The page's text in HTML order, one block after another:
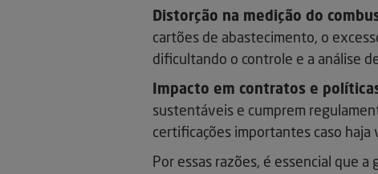
Distorção na medição do
cartões de abastecimento, o
dificultando o controle e a análise
Impacto em contratos e
sustentáveis e cumprem
certificações importantes caso
Por essas razões, é essencial que